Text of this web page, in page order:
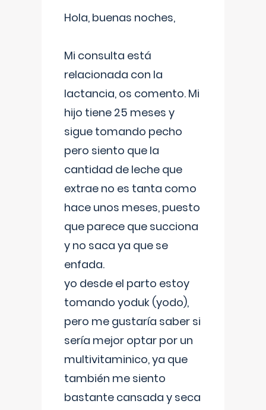
Hola, buenas noches,
Mi consulta está
relacionada con la
lactancia, os comento. Mi
hijo tiene 25 meses y
sigue tomando pecho
pero siento que la
cantidad de leche que
extrae no es tanta como
hace unos meses, puesto
que parece que succiona
y no saca ya que se
enfada.
yo desde el parto estoy
tomando yoduk (yodo),
pero me gustaría saber si
sería mejor optar por un
multivitaminico, ya que
también me siento
bastante cansada y seca